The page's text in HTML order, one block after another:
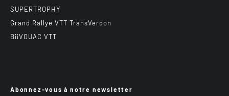
SUPERTROPHY
Grand Rallye VTT TransVerdon
BiiVOUAC VTT
Abonnez-vous à notre newsletter